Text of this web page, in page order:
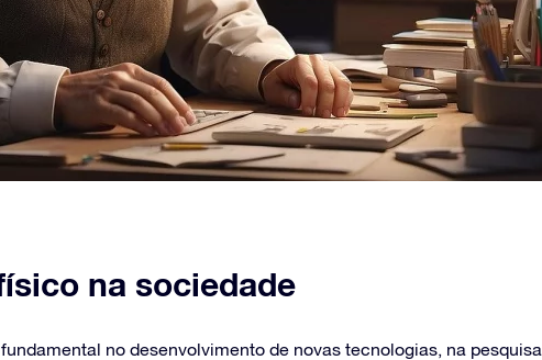
na sociedade
no desenvolvimento de novas tecnologias, na pesquisa